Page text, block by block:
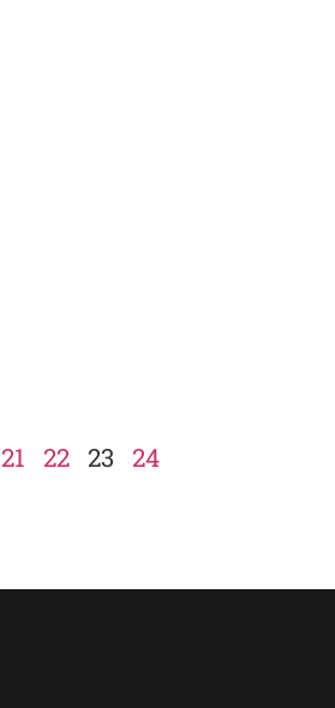
21 22 23 24